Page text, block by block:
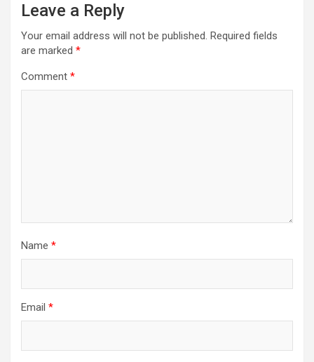
Leave a Reply
Your email address will not be published. Required fields
are marked *
Comment *
Name *
Email *